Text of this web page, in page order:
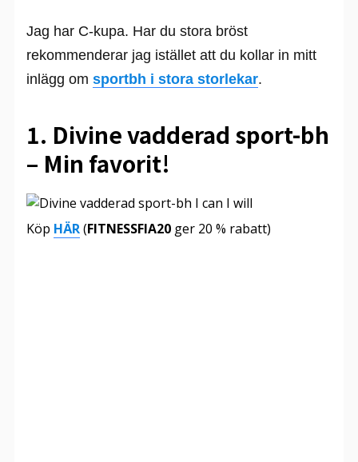
Jag har C-kupa. Har du stora bröst
rekommenderar jag istället att du kollar in mitt
inlägg om sportbh i stora storlekar.
1. Divine vadderad sport-bh
– Min favorit!
Köp HÄR(FITNESSFIA20 ger 20 % rabatt)